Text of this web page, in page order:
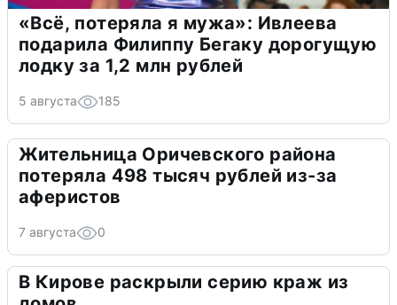
«Всё, потеряла я мужа»: Ивлеева
подарила Филиппу Бегаку дорогущую
лодку за 1,2 млн рублей
5 августа 185
Жительница Оричевского района
потеряла 498 тысяч рублей из-за
аферистов
7 августа 0
В Кирове раскрыли серию краж из